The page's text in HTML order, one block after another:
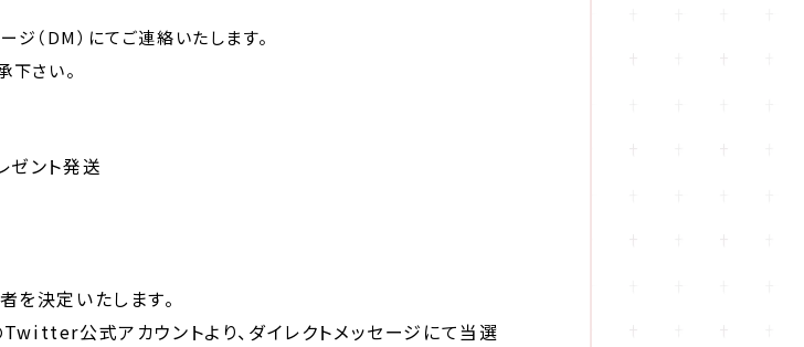
（DM）にてご連絡いたします。
下さい。
ント発送
を決定いたします。
公式アカウントより、ダイレクトメッセージにて当選